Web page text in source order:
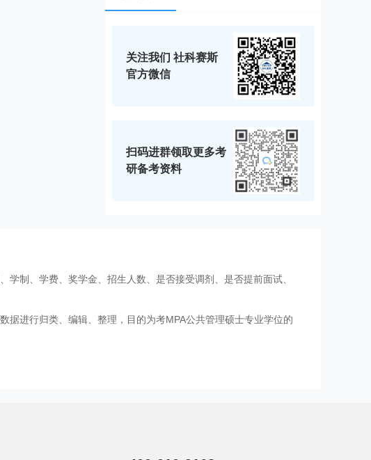
关注我们 社科赛斯
官方微信
扫码进群领取更多考
研备考资料
制、学费、奖学金、招生人数、是否接受调剂、是否提前面试、
据进行归类、编辑、整理，目的为考MPA公共管理硕士专业学位的